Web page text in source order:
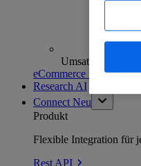
Umsatzanalysen
eCommerce Insights
Research AI
Connect Neu
Produkt
Flexible Integration für
Rest API